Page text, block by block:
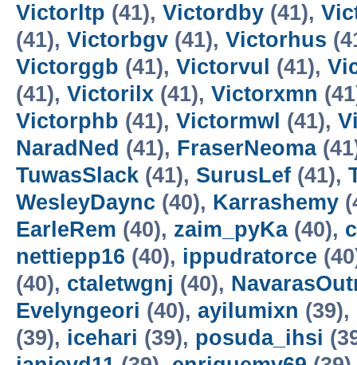
Victorltp (41), Victordby (41),
(41), Victorbgv (41), Victorhus
Victorggb (41), Victorvul (41),
(41), Victorilx (41), Victorxmn
Victorphb (41), Victormwl (41),
NaradNed (41), FraserNeoma
TuwasSlack (41), SurusLef (41),
WesleyDaync (40), Karrashemy
EarleRem (40), zaim_pyKa(40),
nettiepp16 (40), ippudratorce
(40), ctaletwgnj (40),
Evelyngeori (40), ayilumixn (39),
(39), icehari (39), posuda_ihsi